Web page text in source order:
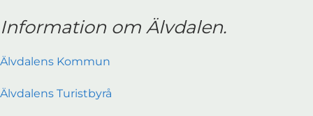
Information om Älvdalen.
Älvdalens Kommun
Älvdalens Turistbyrå